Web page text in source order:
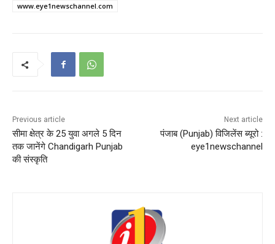
www.eye1newschannel.com
Previous article
सीमा क्षेत्र के 25 युवा अगले 5 दिन
तक जानेंगे Chandigarh Punjab
की संस्कृति
Next article
पंजाब (Punjab) विजिलेंस ब्यूरो :
eye1newschannel